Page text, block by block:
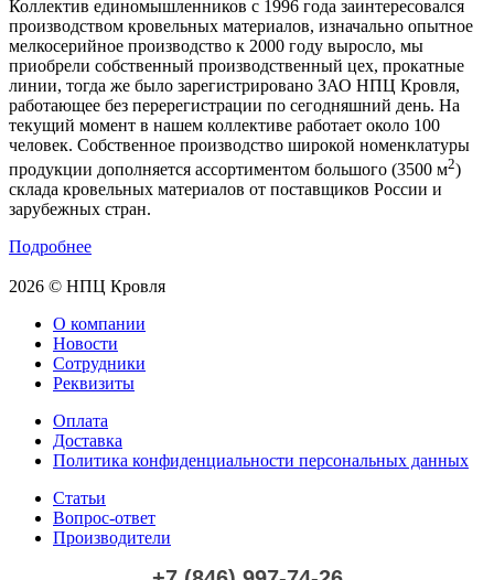
Коллектив единомышленников с 1996 года заинтересовался
производством кровельных материалов, изначально опытное
мелкосерийное производство к 2000 году выросло, мы
приобрели собственный производственный цех, прокатные
линии, тогда же было зарегистрировано ЗАО НПЦ Кровля,
работающее без перерегистрации по сегодняшний день. На
текущий момент в нашем коллективе работает около 100
человек. Собственное производство широкой номенклатуры
продукции дополняется ассортиментом большого (3500 м2)
склада кровельных материалов от поставщиков России и
зарубежных стран.
Подробнее
2026 © НПЦ Кровля
О компании
Новости
Сотрудники
Реквизиты
Оплата
Доставка
Политика конфиденциальности персональных данных
Статьи
Вопрос-ответ
Производители